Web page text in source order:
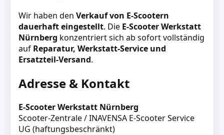
Wir haben den Verkauf von E-Scootern
dauerhaft eingestellt. Die E-Scooter Werkstatt
Nürnberg konzentriert sich ab sofort vollständig
auf Reparatur, Werkstatt-Service und
Ersatzteil-Versand.
Adresse & Kontakt
E-Scooter Werkstatt Nürnberg
Scooter-Zentrale / INAVENSA E-Scooter Service
UG (haftungsbeschränkt)